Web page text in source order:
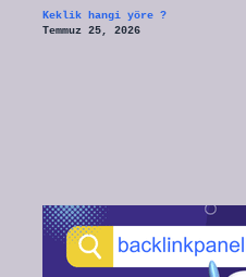
Keklik hangi yöre ?
Temmuz 25, 2026